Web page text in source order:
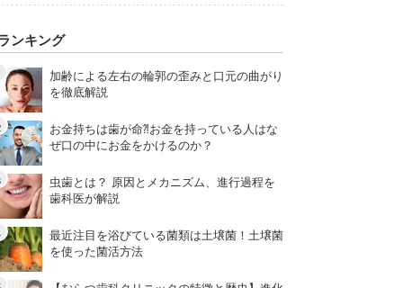
ンキング
加齢による左右の輪郭の歪みと口元の曲がり
を徹底解説
お金持ちは歯が命⁈お金を持っている人はな
ぜ口の中にお金をかけるのか？
虫歯とは？ 原因とメカニズム、進行過程を
歯科医が解説
最近注目を浴びている菌類は土壌菌！土壌菌
を使った菌活方法